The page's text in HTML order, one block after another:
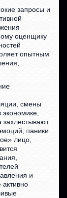
запросы и
оценщику
опытным
смены
экономике,
захлестывают
паники
лицо,
и